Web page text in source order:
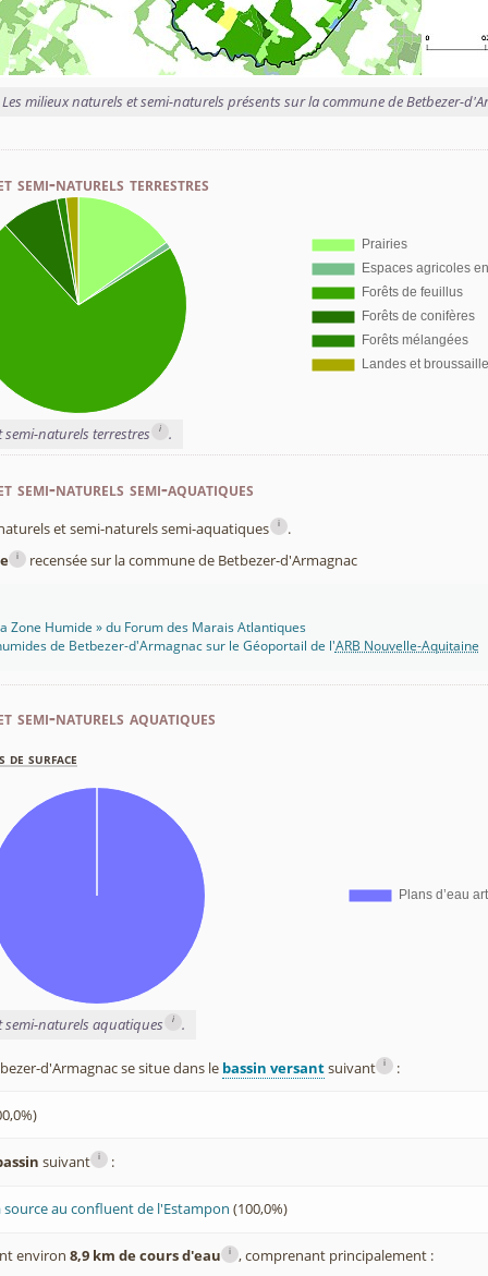
Les milieux naturels et semi-naturels présents sur la commune de Betbezer-
semi-naturels terrestres
semi-naturels terrestres i .
naturels semi-aquatiques
et semi-naturels semi-aquatiques i
.
i recensée sur la commune de Betbezer-d'Armagnac
Zone Humide » du Forum des Marais Atlantiques
de Betbezer-d'Armagnac sur le Géoportail de l'ARB Nouvelle-Aquitaine
semi-naturels aquatiques
de surface
semi-naturels aquatiques i .
d'Armagnac se situe dans le bassin versantsuivant i :
suivant i :
source au confluent de l'Estampon (100,0%)
environ 8,9 km de cours d'eau i , comprenant principalement :